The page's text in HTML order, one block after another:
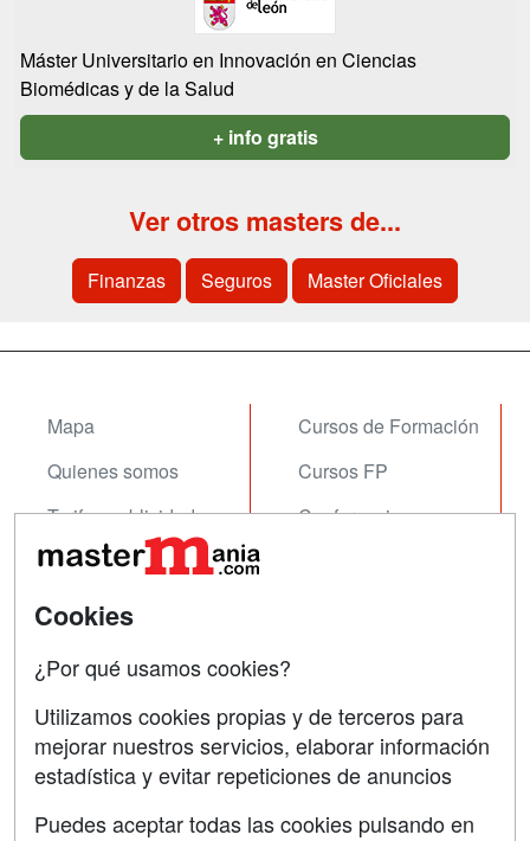
Máster Universitario en Innovación en Ciencias
Biomédicas y de la Salud
+ info gratis
Ver otros masters de...
Finanzas Seguros Master Oficiales
Mapa
Quienes somos
Tarifas publicidad
Acceso Usuarios
Acceso Centros
Cursos de Formación
Cursos FP
Conferencias
Contactar
Confidencialidad
Aviso legal
Cookies
¿Por qué usamos cookies?
Utilizamos cookies propias y de terceros para
mejorar nuestros servicios, elaborar información
estadística y evitar repeticiones de anuncios
Puedes aceptar todas las cookies pulsando en